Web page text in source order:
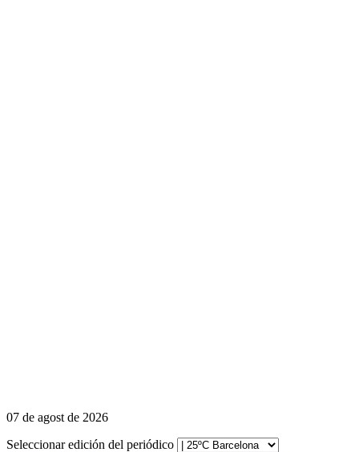
07 de agost de 2026
Seleccionar edición del periódico